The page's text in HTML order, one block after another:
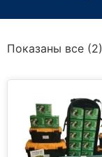
Показаны все (2)